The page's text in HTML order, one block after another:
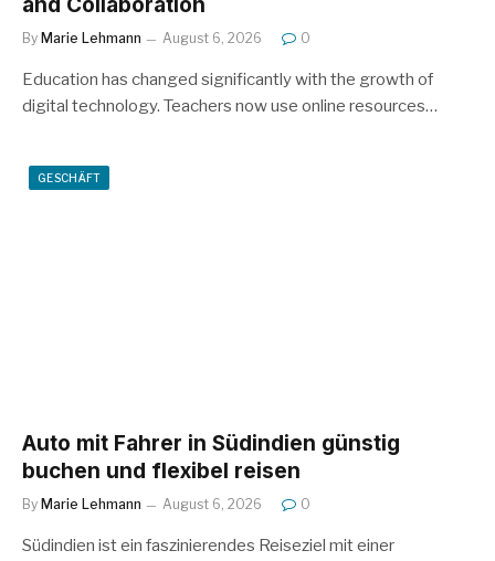
By Marie Lehmann August 6, 2026 0
Education has changed significantly with the growth of
digital technology. Teachers now use online resources…
GESCHÄFT
Auto mit Fahrer in Südindien günstig
buchen und flexibel reisen
By Marie Lehmann August 6, 2026 0
Südindien ist ein faszinierendes Reiseziel mit einer